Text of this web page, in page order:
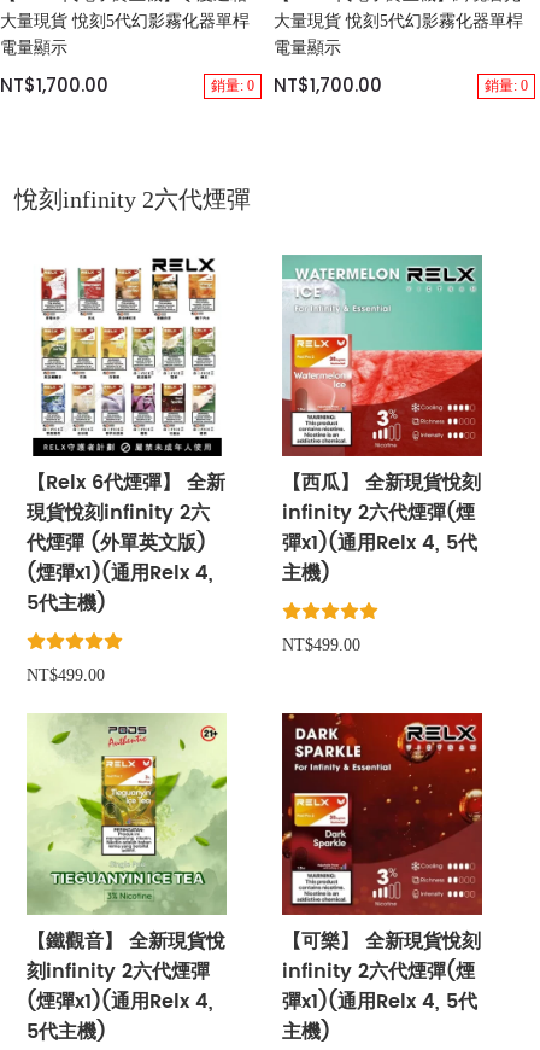
大量現貨 悅刻5代幻影霧化器單桿
電量顯示
NT$1,700.00 銷量: 0
大量現貨 悅刻5代幻影霧化器單桿
電量顯示
NT$1,700.00 銷量: 0
悅刻infinity 2六代煙彈
【Relx 6代煙彈】 全新
現貨悅刻infinity 2六
代煙彈 (外單英文版)
(煙彈x1)(通用Relx 4,
5代主機)
NT$499.00
【西瓜】 全新現貨悅刻
infinity 2六代煙彈(煙
彈x1)(通用Relx 4, 5代
主機)
NT$499.00
【鐵觀音】 全新現貨悅
刻infinity 2六代煙彈
(煙彈x1)(通用Relx 4,
5代主機)
【可樂】 全新現貨悅刻
infinity 2六代煙彈(煙
彈x1)(通用Relx 4, 5代
主機)